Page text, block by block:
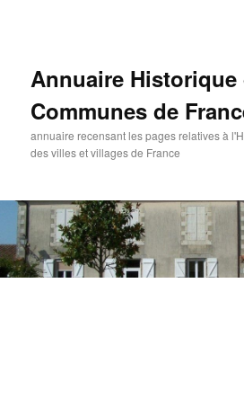
Annuaire Historique
Communes de
annuaire recensant les pages relatives à
des villes et villages de France